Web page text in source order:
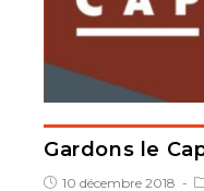
Gardons le
10 décembre 2018